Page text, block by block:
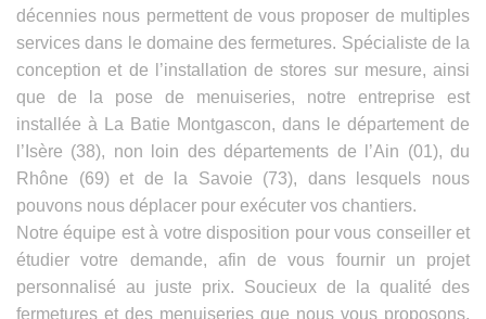
décennies nous permettent de vous proposer de multiples
services dans le domaine des fermetures. Spécialiste de la
conception et de l’installation de stores sur mesure, ainsi
que de la pose de menuiseries, notre entreprise est
installée à La Batie Montgascon, dans le département de
l’Isère (38), non loin des départements de l’Ain (01), du
Rhône (69) et de la Savoie (73), dans lesquels nous
pouvons nous déplacer pour exécuter vos chantiers.
Notre équipe est à votre disposition pour vous conseiller et
étudier votre demande, afin de vous fournir un projet
personnalisé au juste prix. Soucieux de la qualité des
fermetures et des menuiseries que nous vous proposons,